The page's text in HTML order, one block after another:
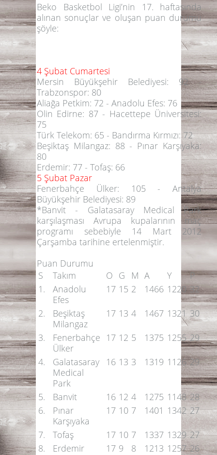
Beko Basketbol Ligi’nin 17. haftasında
alınan sonuçlar ve oluşan puan durumu
şöyle:
4 Şubat Cumartesi
Mersin Büyükşehir Belediyesi: 92-
Trabzonspor: 80
Aliağa Petkim: 72 - Anadolu Efes: 76
Olin Edirne: 87- Hacettepe Üniversitesi:
75
Türk Telekom: 65 - Bandırma Kırmızı: 72
Beşiktaş Milangaz: 88 - Pınar Karşıyaka:
80
Erdemir: 77 - Tofaş: 66
5 Şubat Pazar
Fenerbahçe Ülker: 105 - Antalya
Büyükşehir Belediyesi: 89
*Banvit - Galatasaray Medical Park
karşılaşması Avrupa kupalarının maç
programı sebebiyle 14 Mart 2012
Çarşamba tarihine ertelenmiştir.
Puan Durumu
S
Takım O G M A Y
P
1.
Anadolu
Efes
17 15 2 1466 1220 32
2.
Beşiktaş
Milangaz
17 13 4 1467 1321 30
3.
Fenerbahçe
Ülker
17 12 5 1375 1255 29
4.
Galatasaray
Medical
Park
16 13 3 1319 1126 29
5. Banvit 16 12 4 1275 1148 28
6.
Pınar
Karşıyaka
17 10 7 1401 1342 27
7. Tofaş 17 10 7 1337 1329 27
8.
Erdemir 17 9 8 1213 1257 26